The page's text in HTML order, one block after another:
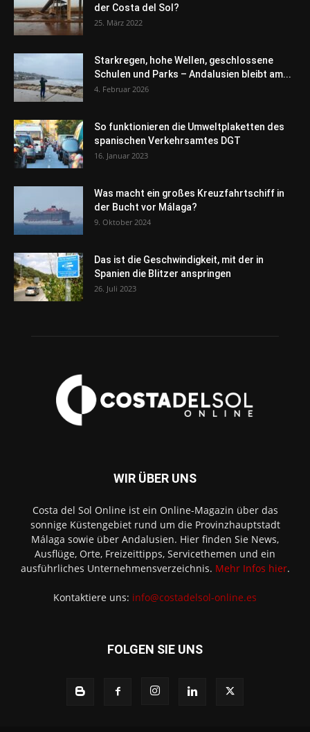
der Costa del Sol?
25. März 2022
Starkregen, hohe Wellen, geschlossene
Schulen und Parks – Andalusien bleibt am...
4. Februar 2026
So funktionieren die Umweltplaketten des
spanischen Verkehrsamtes DGT
16. Januar 2023
Was macht ein großes Kreuzfahrtschiff in
der Bucht vor Málaga?
9. Oktober 2024
Das ist die Geschwindigkeit, mit der in
Spanien die Blitzer anspringen
26. Juli 2023
WIR ÜBER UNS
Costa del Sol Online ist ein Online-Magazin über das
sonnige Küstengebiet rund um die Provinzhauptstadt
Málaga sowie über Andalusien. Hier finden Sie News,
Ausflüge, Orte, Freizeittipps, Servicethemen und ein
ausführliches Unternehmensverzeichnis. Mehr Infos hier.
Kontaktiere uns: info@costadelsol-online.es
FOLGEN SIE UNS